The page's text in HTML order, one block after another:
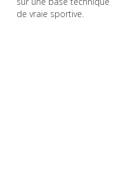
de vraie sportive.